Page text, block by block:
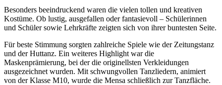
Besonders beeindruckend waren die vielen tollen und kreativen
Kostüme. Ob lustig, ausgefallen oder fantasievoll – Schülerinnen
und Schüler sowie Lehrkräfte zeigten sich von ihrer buntesten Seite.
Für beste Stimmung sorgten zahlreiche Spiele wie der Zeitungstanz
und der Huttanz. Ein weiteres Highlight war die
Maskenprämierung, bei der die originellsten Verkleidungen
ausgezeichnet wurden. Mit schwungvollen Tanzliedern, animiert
von der Klasse M10, wurde die Mensa schließlich zur Tanzfläche.